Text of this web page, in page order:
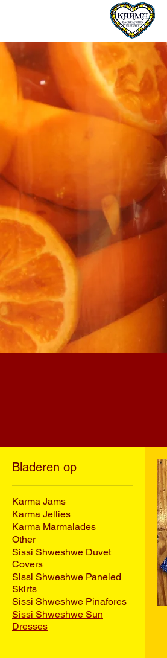
Bladeren op
Karma Jams
Karma Jellies
Karma Marmalades
Other
Sissi Shweshwe Duvet
Covers
Sissi Shweshwe Paneled
Skirts
Sissi Shweshwe Pinafores
Sissi Shweshwe Sun
Dresses